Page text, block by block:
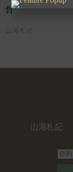
哲
山海札記
山海札記